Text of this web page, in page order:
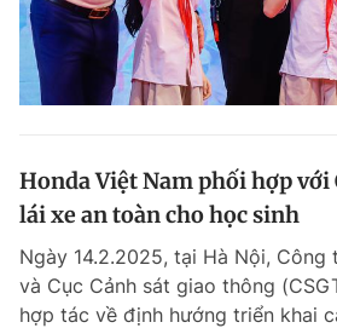
Đặt báo Quảng cáo Tòa
Tổng biên tập: Nguyễn Ngọc Toàn
Tổng thư ký tòa soạn: Đức Trung
Giấy phép xuất bản số 110/GP - BTTTT
© 2003-2026 Bản quyền thuộc về Báo
dưới mọi hình thức nếu không có sự chấp
Phát triển bởi ePi Technologies, JSC.
Honda Việt Nam phối hợp với
lái xe an toàn cho học sinh
Ngày 14.2.2025, tại Hà Nội, Công
và Cục Cảnh sát giao thông
hợp tác về định hướng triển khai